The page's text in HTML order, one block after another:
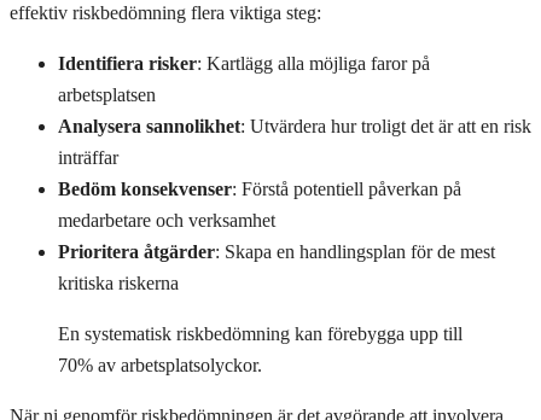
effektiv riskbedömning flera viktiga steg:
Identifiera risker: Kartlägg alla möjliga faror på
arbetsplatsen
Analysera sannolikhet: Utvärdera hur troligt det är att en risk
inträffar
Bedöm konsekvenser: Förstå potentiell påverkan på
medarbetare och verksamhet
Prioritera åtgärder: Skapa en handlingsplan för de mest
kritiska riskerna
En systematisk riskbedömning kan förebygga upp till
70% av arbetsplatsolyckor.
När ni genomför riskbedömningen är det avgörande att involvera